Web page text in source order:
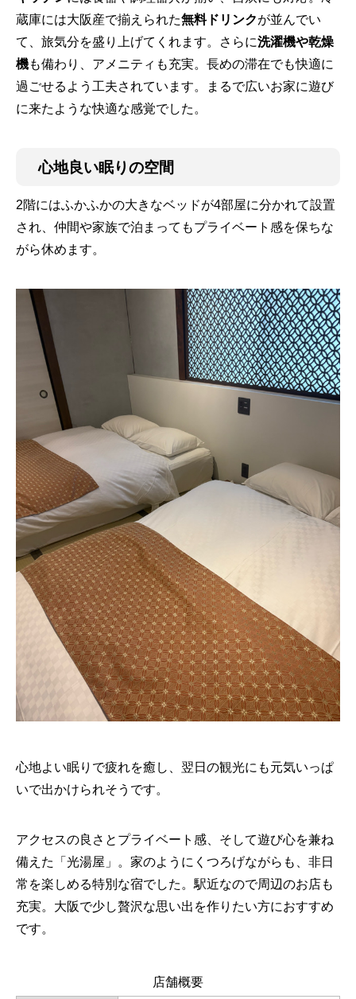
蔵庫には大阪産で揃えられた無料ドリンクが並んでい
て、旅気分を盛り上げてくれます。さらに洗濯機や乾燥
機も備わり、アメニティも充実。長めの滞在でも快適に
過ごせるよう工夫されています。まるで広いお家に遊び
に来たような快適な感覚でした。
心地良い眠りの空間
2階にはふかふかの大きなベッドが4部屋に分かれて設置
され、仲間や家族で泊まってもプライベート感を保ちな
がら休めます。
心地よい眠りで疲れを癒し、翌日の観光にも元気いっぱ
いで出かけられそうです。
アクセスの良さとプライベート感、そして遊び心を兼ね
備えた「光湯屋」。家のようにくつろげながらも、非日
常を楽しめる特別な宿でした。駅近なので周辺のお店も
充実。大阪で少し贅沢な思い出を作りたい方におすすめ
です。
店舗概要